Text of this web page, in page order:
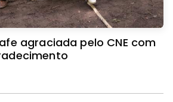
agraciada pelo CNE com